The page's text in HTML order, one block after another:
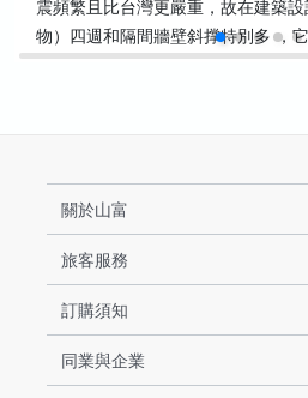
震頻繁且比台灣更嚴重，故在建築
物）四週和隔間牆壁斜撑特別多 ，
關於山富
旅客服務
訂購須知
同業與企業